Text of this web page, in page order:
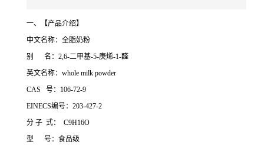
一、【产品介绍】
中文名称：全脂奶粉
别 名：2,6-二甲基-5-庚烯-1-醛
英文名称：whole milk powder
CAS 号：106-72-9
EINECS编号：203-427-2
分 子 式： C9H16O
型 号：食品级